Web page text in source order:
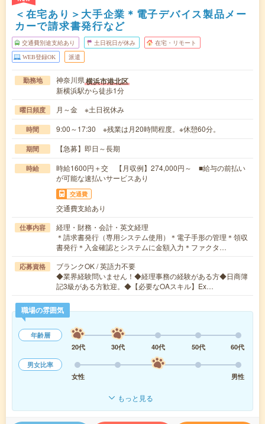
＜在宅あり＞大手企業＊電子デバイス製品メー
カーで請求書発行など
交通費別途支給あり 土日祝日が休み 在宅・リモート
WEB登録OK 派遣
勤務地 神奈川県横浜市港北区
新横浜駅から徒歩1分
曜日頻度 月～金 ※土日祝休み
時間 9:00～17:30 ※残業は月20時間程度。※休憩60分。
期間 【急募】即日～長期
時給
時給1600円＋交 【月収例】274,000円～ ■給与の前払い
が可能な速払いサービスあり
交通費
交通費支給あり
仕事内容
経理・財務・会計・英文経理
＊請求書発行（専用システム使用）＊電子手形の管理＊領収
書発行＊入金確認とシステムに金額入力＊ファクタ…
応募資格
ブランクOK / 英語力不要
◆業界経験問いません！◆経理事務の経験がある方◆日商簿
記3級がある方歓迎。◆【必要なOAスキル】Ex…
職場の雰囲気
年齢層
20代
30代 40代 50代
60代
男女比率
女性
男性
もっと見る